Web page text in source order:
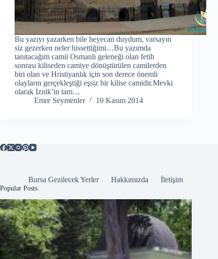
Bu yazıyı yazarken bile heyecan duydum, varsayın
siz gezerken neler hissettiğimi…Bu yazımda
tanıtacağım camii Osmanlı geleneği olan fetih
sonrası kiliseden camiye dönüştürülen camilerden
biri olan ve Hristiyanlık için son derece önemli
olayların gerçekleştiği eşsiz bir kilise camidir.Mevki
olarak İznik’in tam…
Emre Seymenler
10 Kasım 2014
Bursa Gezilecek Yerler Hakkımızda İletişim
Popular Posts